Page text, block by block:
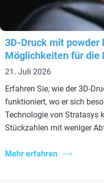
3D-Druck mit powder
Möglichkeiten für die
21. Juli 2026
Erfahren Sie, wie der 3D-
funktioniert, wo er sich
Technologie von Stratasys
Stückzahlen mit weniger
Mehr erfahren